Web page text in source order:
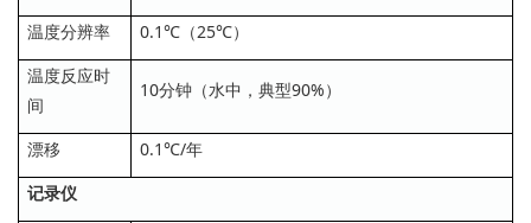
温度分辨率
0.1℃（25℃）
温度反应时
间
10分钟（水中，典型90%）
漂移
0.1℃/年
记录仪